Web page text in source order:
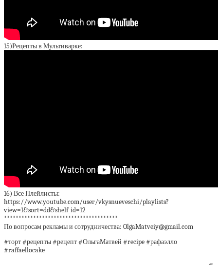
15)Рецепты в Мультиварке:
16) Все Плейлисты:
https://www.youtube.com/user/vkysnueveschi/playlists?
view=1&sort=dd&shelf_id=12
***************************************
По вопросам рекламы и сотрудничества: OlgaMatveiy@gmail.com
#торт #рецепты #рецепт #ОльгаМатвей #recipe #рафаэлло
#raffaellocake